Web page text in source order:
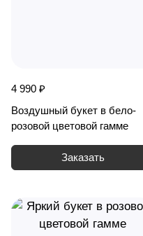
4 990 ₽
Воздушный букет в бело-
розовой цветовой гамме
Заказать